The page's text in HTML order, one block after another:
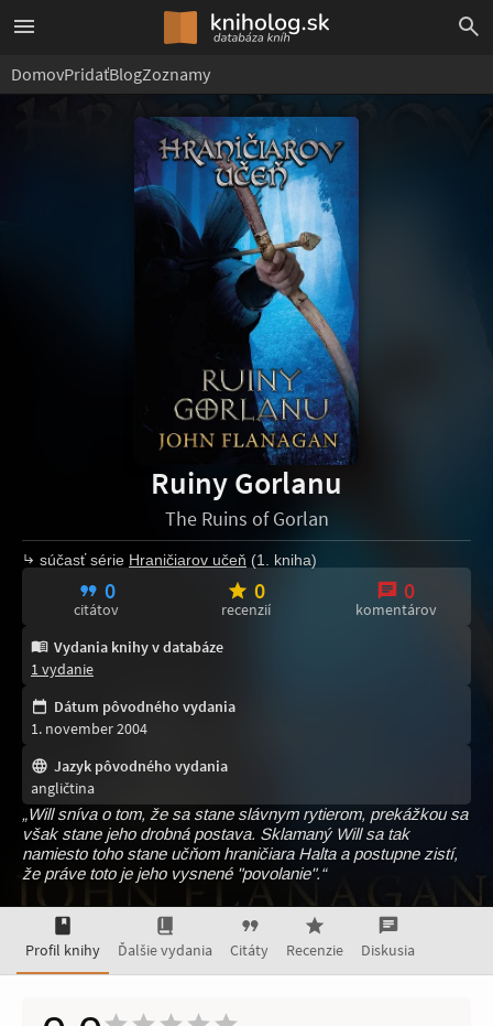
DomovPridaťBlogZoznamy
Ruiny Gorlanu
The Ruins of Gorlan
súčasť série Hraničiarov učeň (1. kniha)
0
citátov
0
recenzií
0
komentárov
Vydania knihy v databáze
1 vydanie
Dátum pôvodného vydania
1. november 2004
Jazyk pôvodného vydania
angličtina
„Will sníva o tom, že sa stane slávnym rytierom, prekážkou sa
však stane jeho drobná postava. Sklamaný Will sa tak
namiesto toho stane učňom hraničiara Halta a postupne zistí,
že práve toto je jeho vysnené "povolanie".“
Profil knihy Ďalšie vydania Citáty Recenzie Diskusia